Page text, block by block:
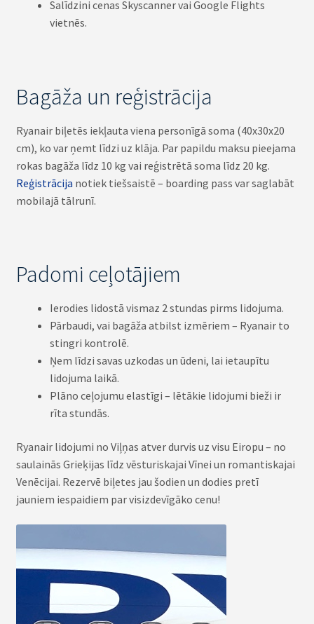
Salīdzini cenas Skyscanner vai Google Flights
vietnēs.
Bagāža un reģistrācija
Ryanair biļetēs iekļauta viena personīgā soma (40x30x20
cm), ko var ņemt līdzi uz klāja. Par papildu maksu pieejama
rokas bagāža līdz 10 kg vai reģistrētā soma līdz 20 kg.
Reģistrācija notiek tiešsaistē – boarding pass var saglabāt
mobilajā tālrunī.
Padomi ceļotājiem
Ierodies lidostā vismaz 2 stundas pirms lidojuma.
Pārbaudi, vai bagāža atbilst izmēriem – Ryanair to
stingri kontrolē.
Ņem līdzi savas uzkodas un ūdeni, lai ietaupītu
lidojuma laikā.
Plāno ceļojumu elastīgi – lētākie lidojumi bieži ir
rīta stundās.
Ryanair lidojumi no Viļņas atver durvis uz visu Eiropu – no
saulainās Grieķijas līdz vēsturiskajai Vīnei un romantiskajai
Venēcijai. Rezervē biļetes jau šodien un dodies pretī
jauniem iespaidiem par visizdevīgāko cenu!